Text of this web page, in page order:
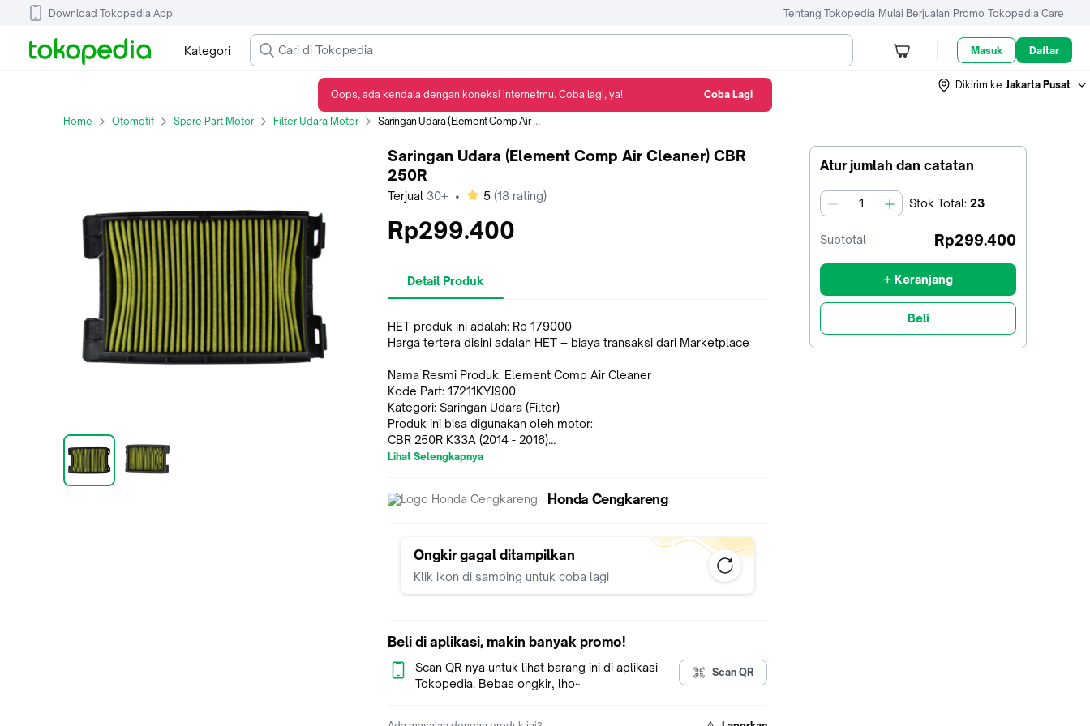
Download Tokopedia App Tentang Tokopedia Mulai Berjualan Promo Tokopedia Care
Kategori Masuk Daftar
Dikirim ke Jakarta Pusat
Home Otomotif Spare Part Motor Filter Udara Motor Saringan Udara (Element Comp Air Cleaner) CBR 250R
Atur jumlah dan catatan
jumlah Stok Total: 23
Subtotal Rp299.400
+ Keranjang
Beli
Saringan Udara (Element Comp Air Cleaner) CBR
250R
Terjual 30+ • bintang
5 (18 rating)
Rp299.400
Detail Produk
HET produk ini adalah: Rp 179000
Harga tertera disini adalah HET + biaya transaksi dari Marketplace
Nama Resmi Produk: Element Comp Air Cleaner
Kode Part: 17211KYJ900
Kategori: Saringan Udara (Filter)
Produk ini bisa digunakan oleh motor:
CBR 250R K33A (2014 - 2016)
CBR 250R KYJ (2011 - 2014)
Anda bisa mengembalikan barang (dalam kondisi baru, belum
Lihat Selengkapnya
Honda Cengkareng
Ongkir gagal ditampilkan
Klik ikon di samping untuk coba lagi
Beli di aplikasi, makin banyak promo!
Scan QR-nya untuk lihat barang ini di aplikasi
Tokopedia. Bebas ongkir, lho~
Scan QR
Oops, ada kendala dengan koneksi internetmu. Coba lagi, ya! Coba Lagi